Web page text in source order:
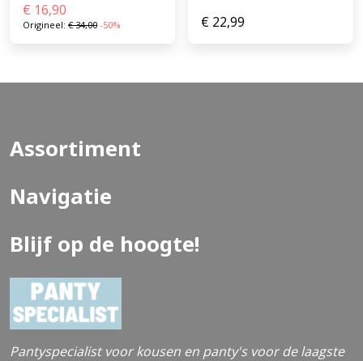
€ 16,90
Origineel: €34,00 -50% € 22,99
Assortiment
Navigatie
Blijf op de hoogte!
Pantyspecialist voor kousen en panty's voor de laagste